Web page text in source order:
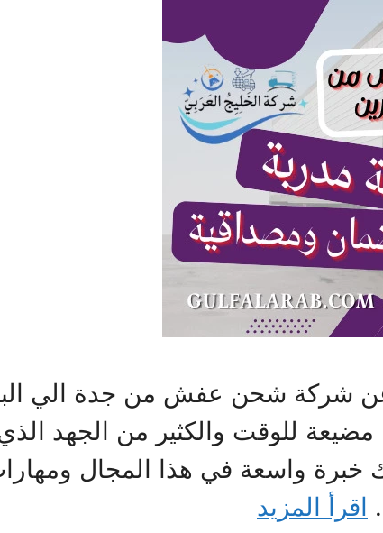
عن شركة شحن عفش من جدة الي
للوقت والكثير من الجهد
واسعة في هذا المجال
اقرأ المزيد